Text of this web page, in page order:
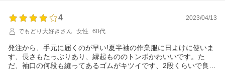
4
2023/04/13
でもどり大好きさん
女性 60代
発注から、手元に届くのが早い!夏半袖の作業服に日よけに使いま
す、長さもたっぶりあり、縁起もののトンボかわいいです。た
だ、袖口の何段も縫ってあるゴムがキツイです、2段くらいで良か